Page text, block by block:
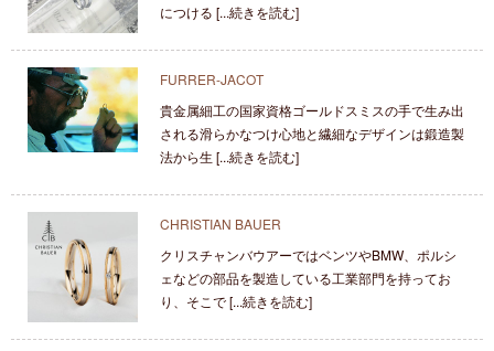
につける [...続きを読む]
FURRER-JACOT
貴金属細工の国家資格ゴールドスミスの手で生み出
される滑らかなつけ心地と繊細なデザインは鍛造製
法から生 [...続きを読む]
CHRISTIAN BAUER
クリスチャンバウアーではベンツやBMW、ポルシ
ェなどの部品を製造している工業部門を持ってお
り、そこで [...続きを読む]